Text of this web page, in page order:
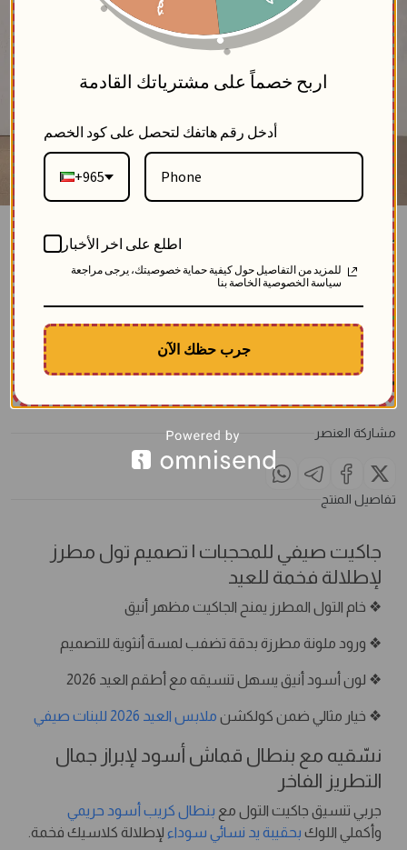
جاكيت من خام التول-اسود-4
4
SKU: 12557-black-4
الوصف
جاكيت نسائي أنيق من خام التول المطرز بورود ملونة دقيقة، يمنحكِ إطلالة متفردة
وساحرة في مناسباتك وخروجات الصيف.
128.70
$
مشاركة العنصر
تفاصيل المنتج
جاكيت صيفي للمحجبات | تصميم تول مطرز
لإطلالة فخمة للعيد
❖ خام التول المطرز يمنح الجاكيت مظهر أنيق
❖ ورود ملونة مطرزة بدقة تضفب لمسة أنثوية للتصميم
❖ لون أسود أنيق يسهل تنسيقه مع أطقم العيد 2026
❖ خيار مثالي ضمن كولكشن ملابس العيد 2026 للبنات صيفي
نسّقيه مع بنطال قماش أسود لإبراز جمال
التطريز الفاخر
جربي تنسيق جاكيت التول مع بنطال كريب أسود حريمي
وأكملي اللوك بحقيبة يد نسائي سوداء لإطلالة كلاسيك فخمة.
اربح خصماً على مشترياتك القادمة
أدخل رقم هاتفك لتحصل على كود الخصم
+965
اطلع على اخر الأخبار
للمزيد من التفاصيل حول كيفية حماية خصوصيتك، يرجى مراجعة
سياسة الخصوصية الخاصة بنا
جرب حظك الآن